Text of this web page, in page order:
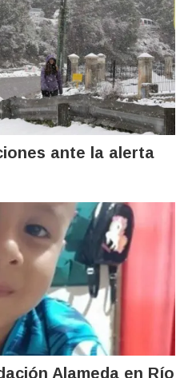
ante la alerta
Alameda en Río